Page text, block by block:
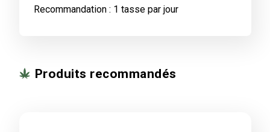
Recommandation : 1 tasse par jour
Produits recommandés